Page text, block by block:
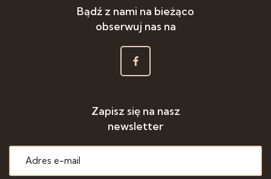
Bądź z nami na bieżąco
obserwuj nas na
Zapisz się na nasz
newsletter